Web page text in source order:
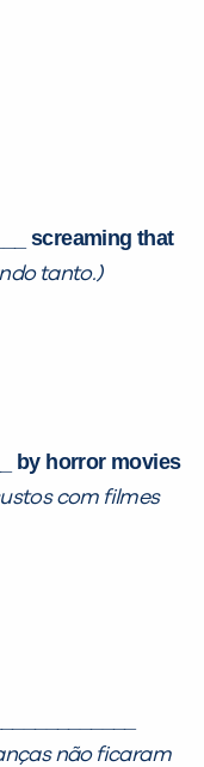
screaming that
tanto.)
by horror movies
com filmes
não ficaram